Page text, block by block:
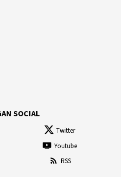
SOCIAL
Twitter
Youtube
RSS